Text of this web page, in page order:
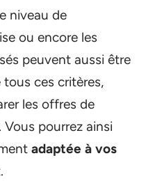
niveau de
ou encore les
peuvent aussi être
tous ces critères,
les offres de
pourrez ainsi
adaptée à vos